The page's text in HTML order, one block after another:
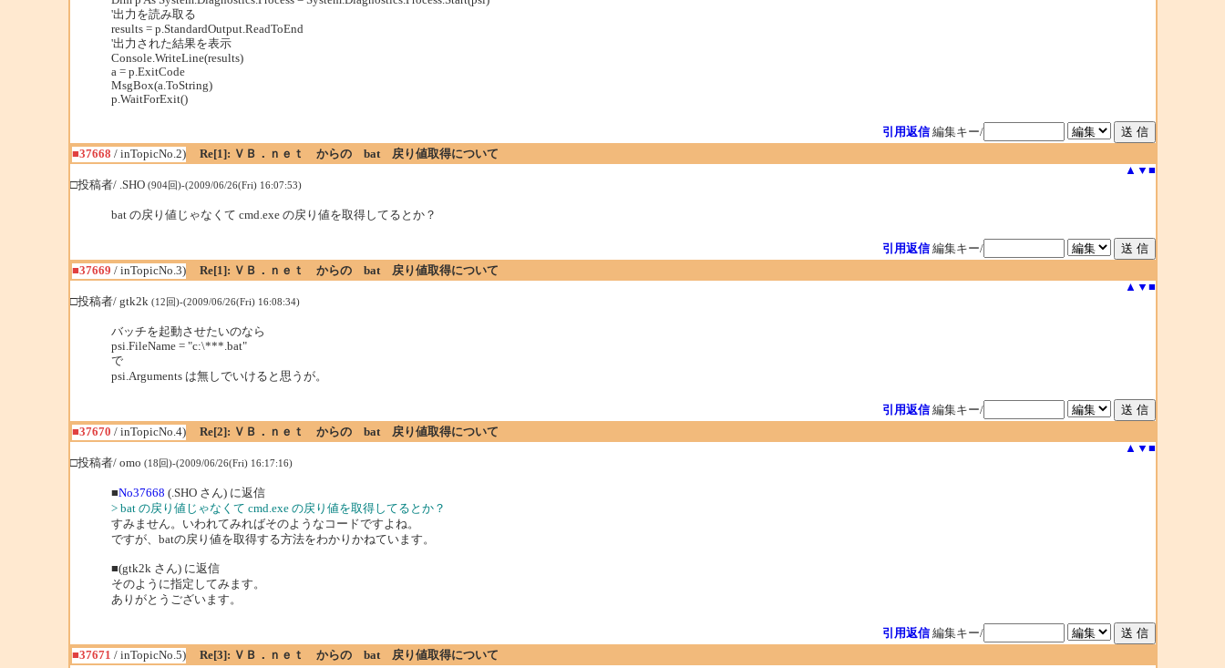
'出力を読み取る
results = p.StandardOutput.ReadToEnd
'出力された結果を表示
Console.WriteLine(results)
a = p.ExitCode
MsgBox(a.ToString)
p.WaitForExit()
引用返信 編集キー/
■37668 / inTopicNo.2)
Re[1]: ＶＢ．ｎｅｔ からの bat 戻り値取得について
▲ ▼ ■
□投稿者/ .SHO (904回)-(2009/06/26(Fri) 16:07:53)
bat の戻り値じゃなくて cmd.exe の戻り値を取得してるとか？
引用返信 編集キー/
■37669 / inTopicNo.3)
Re[1]: ＶＢ．ｎｅｔ からの bat 戻り値取得について
▲ ▼ ■
□投稿者/ gtk2k (12回)-(2009/06/26(Fri) 16:08:34)
バッチを起動させたいのなら
psi.FileName = "c:\***.bat"
で
psi.Arguments は無しでいけると思うが。
引用返信 編集キー/
■37670 / inTopicNo.4)
Re[2]: ＶＢ．ｎｅｔ からの bat 戻り値取得について
▲ ▼ ■
□投稿者/ omo (18回)-(2009/06/26(Fri) 16:17:16)
■No37668 (.SHO さん) に返信
> bat の戻り値じゃなくて cmd.exe の戻り値を取得してるとか？
すみません。いわれてみればそのようなコードですよね。
ですが、batの戻り値を取得する方法をわかりかねています。
■(gtk2k さん) に返信
そのように指定してみます。
ありがとうございます。
引用返信 編集キー/
■37671 / inTopicNo.5)
Re[3]: ＶＢ．ｎｅｔ からの bat 戻り値取得について